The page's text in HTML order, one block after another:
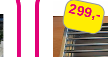
299,-